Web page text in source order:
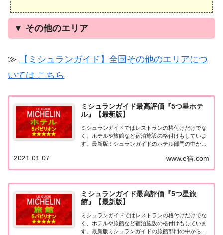
▼ その他のエリア
≫
【ミシュランガイド】全国その他のエリアにつ
いては こちら
ミシュランガイド最高評価『5つ星ホテ
ル』【最新版】
ミシュランガイドではレストランの格付けだけでな
く、ホテルや旅館など宿泊施設の格付けもしていま
す。最新版ミシュランガイドのホテル部門の中から
をまとめてみました♪ いずれのホテルも人気ランキ
www.e宿.com
2021.01.07
ミシュランガイド最高評価『5つ星旅
館』【最新版】
ミシュランガイドではレストランの格付けだけでな
く、ホテルや旅館など宿泊施設の格付けもしていま
す。最新版ミシュランガイドの旅館部門の中から最